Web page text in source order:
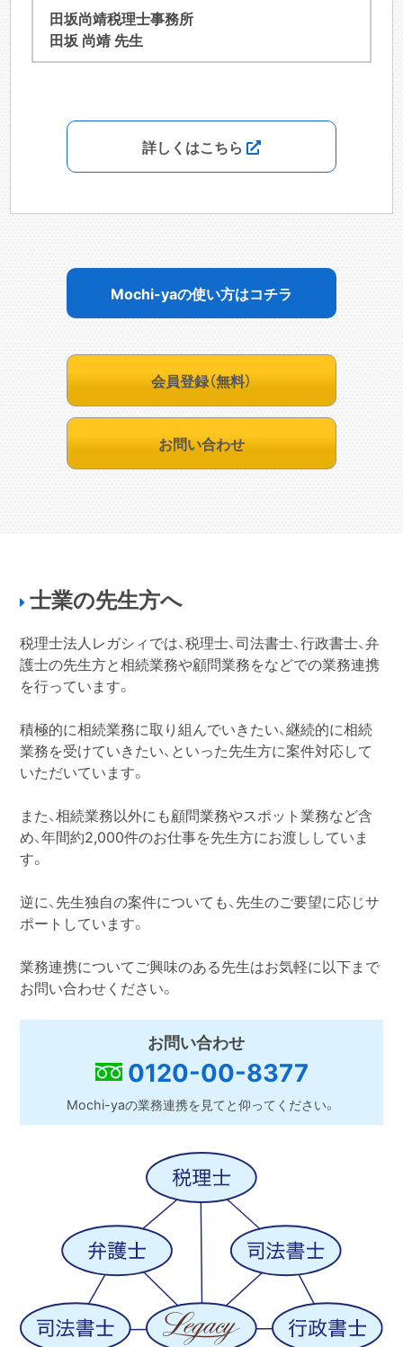
田坂尚靖税理士事務所
田坂 尚靖 先生
詳しくはこちら
Mochi-yaの使い方はコチラ
会員登録（無料）
お問い合わせ
士業の先生方へ
税理士法人レガシィでは、税理士、司法書士、行政書士、弁
護士の先生方と相続業務や顧問業務をなどでの業務連携
を行っています。
積極的に相続業務に取り組んでいきたい、継続的に相続
業務を受けていきたい、といった先生方に案件対応して
いただいています。
また、相続業務以外にも顧問業務やスポット業務など含
め、年間約2,000件のお仕事を先生方にお渡ししていま
す。
逆に、先生独自の案件についても、先生のご要望に応じサ
ポートしています。
業務連携についてご興味のある先生はお気軽に以下まで
お問い合わせください。
お問い合わせ
0120-00-8377
Mochi-yaの業務連携を見てと仰ってください。